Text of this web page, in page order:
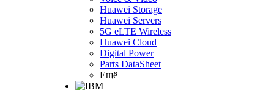
Huawei Storage
Huawei Servers
5G eLTE Wireless
Huawei Cloud
Digital Power
Parts DataSheet
Ещё